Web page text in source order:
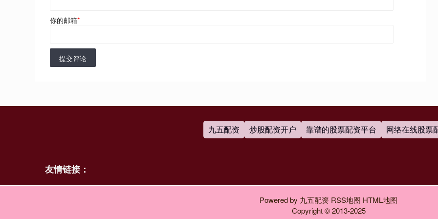
你的邮箱*
提交评论
九五配资 炒股配资开户 靠谱的股票配资平台 网络在线股票
友情链接：
Powered by 九五配资 RSS地图 HTML地图
Copyright© 2013-2025